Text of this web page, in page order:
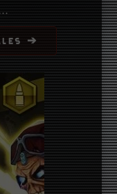
➔